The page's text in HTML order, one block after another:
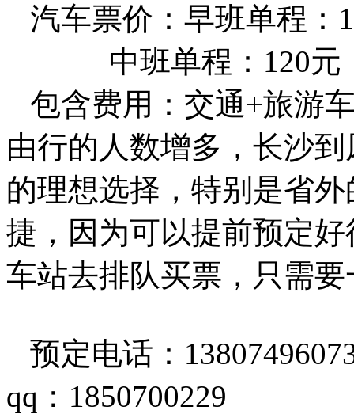
汽车票价：早班单程
中班单程：120元
包含费用：交通+旅游
由行的人数增多，长沙
的理想选择，特别是省
捷，因为可以提前预定
车站去排队买票，只需
预定电话：
qq：1850700229